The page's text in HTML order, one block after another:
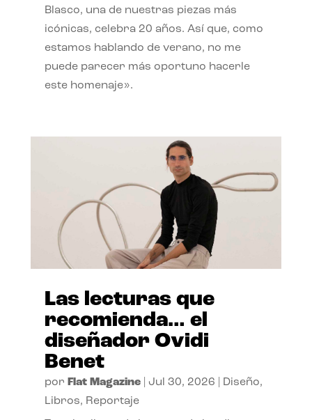
Blasco, una de nuestras piezas más
icónicas, celebra 20 años. Así que, como
estamos hablando de verano, no me
puede parecer más oportuno hacerle
este homenaje».
Las lecturas que
recomienda… el
diseñador Ovidi
Benet
por Flat Magazine| Jul 30, 2026 Diseño,
Libros, Reportaje